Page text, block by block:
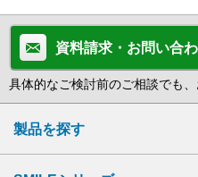
資料請求・お問い合
具体的なご検討前のご相談でも
製品を探す